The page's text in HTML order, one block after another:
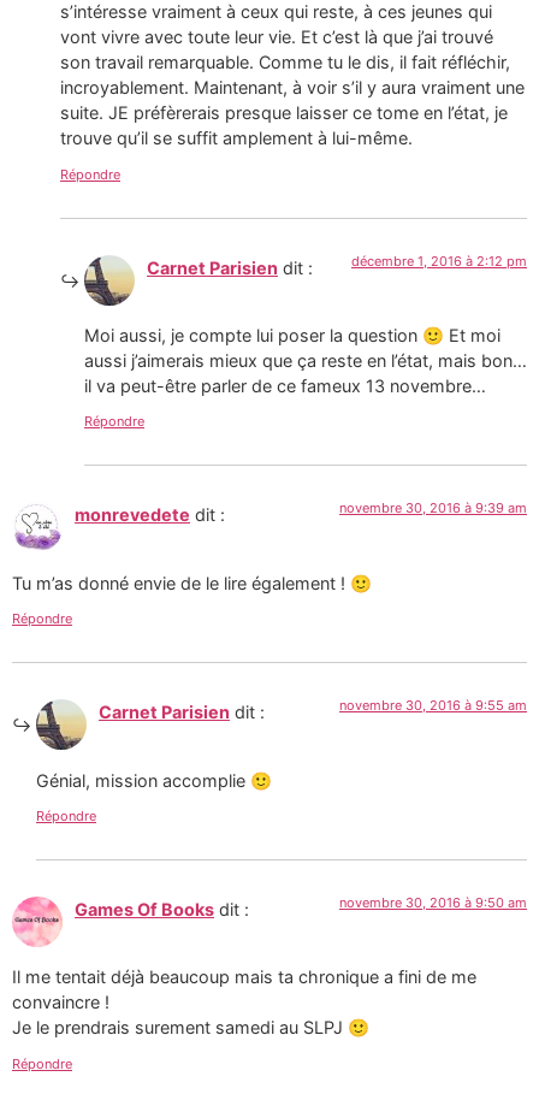
s’intéresse vraiment à ceux qui reste, à ces jeunes qui
vont vivre avec toute leur vie. Et c’est là que j’ai trouvé
son travail remarquable. Comme tu le dis, il fait réfléchir,
incroyablement. Maintenant, à voir s’il y aura vraiment une
suite. JE préfèrerais presque laisser ce tome en l’état, je
trouve qu’il se suffit amplement à lui-même.
Répondre
Carnet Parisien dit : décembre 1, 2016 à 2:12 pm
Moi aussi, je compte lui poser la question 🙂 Et moi
aussi j’aimerais mieux que ça reste en l’état, mais bon…
il va peut-être parler de ce fameux 13 novembre…
Répondre
monrevedete dit : novembre 30, 2016 à 9:39 am
Tu m’as donné envie de le lire également ! 🙂
Répondre
Carnet Parisien dit : novembre 30, 2016 à 9:55 am
Génial, mission accomplie 🙂
Répondre
Games Of Books dit : novembre 30, 2016 à 9:50 am
Il me tentait déjà beaucoup mais ta chronique a fini de me
convaincre !
Je le prendrais surement samedi au SLPJ 🙂
Répondre